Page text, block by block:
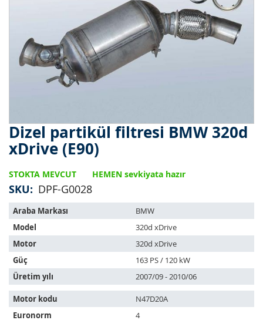
Dizel partikül filtresi BMW 320d
xDrive (E90)
STOKTA MEVCUT
SKU DPF-G0028
HEMEN sevkiyata hazır
Bu
ürün
aşağıdaki
araçlara
uyar:
Araba Markası
BMW
Model
320d xDrive
Motor
320d xDrive
Güç
163 PS / 120 kW
Üretim yılı
2007/09 - 2010/06
Motor kodu
N47D20A
Euronorm
4
Resim
galerisinin
başlangıcına